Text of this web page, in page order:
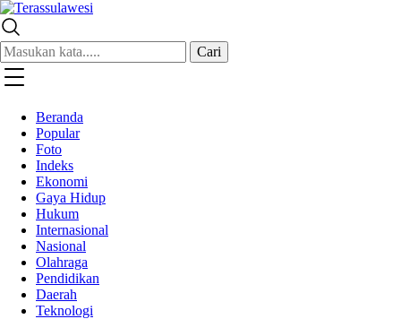
Terassulawesi
Kabar Menginspirasi
Cari
Beranda
Popular
Foto
Indeks
Ekonomi
Gaya Hidup
Hukum
Internasional
Nasional
Olahraga
Pendidikan
Daerah
Teknologi